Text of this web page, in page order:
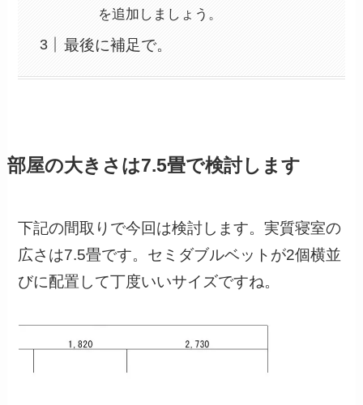
を追加しましょう。
最後に補足で。
部屋の大きさは7.5畳で検討します
下記の間取りで今回は検討します。実質寝室の
広さは7.5畳です。セミダブルベットが2個横並
びに配置して丁度いいサイズですね。